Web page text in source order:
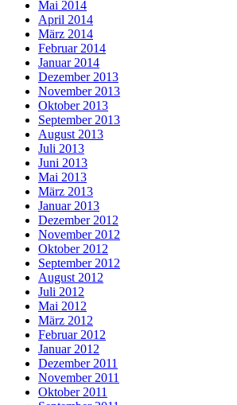
Mai 2014
April 2014
März 2014
Februar 2014
Januar 2014
Dezember 2013
November 2013
Oktober 2013
September 2013
August 2013
Juli 2013
Juni 2013
Mai 2013
März 2013
Januar 2013
Dezember 2012
November 2012
Oktober 2012
September 2012
August 2012
Juli 2012
Mai 2012
März 2012
Februar 2012
Januar 2012
Dezember 2011
November 2011
Oktober 2011